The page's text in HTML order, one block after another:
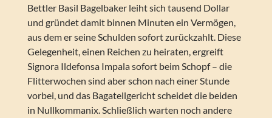
Bettler Basil Bagelbaker leiht sich tausend Dollar
und gründet damit binnen Minuten ein Vermögen,
aus dem er seine Schulden sofort zurückzahlt. Diese
Gelegenheit, einen Reichen zu heiraten, ergreift
Signora Ildefonsa Impala sofort beim Schopf – die
Flitterwochen sind aber schon nach einer Stunde
vorbei, und das Bagatellgericht scheidet die beiden
in Nullkommanix. Schließlich warten noch andere